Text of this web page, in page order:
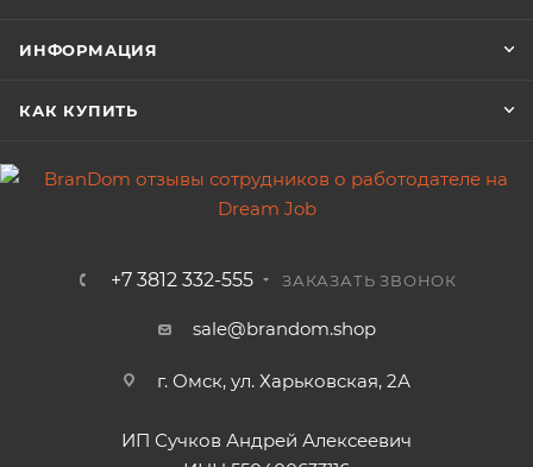
ИНФОРМАЦИЯ
КАК КУПИТЬ
+7 3812 332-555 ЗАКАЗАТЬ ЗВОНОК
sale@brandom.shop
г. Омск, ул. Харьковская, 2А
ИП Сучков Андрей Алексеевич